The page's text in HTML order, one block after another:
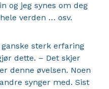
og jeg synes om deg
verden … osv.
sterk erfaring
dette. – Det skjer
denne øvelsen. Noen
synger med. Sist